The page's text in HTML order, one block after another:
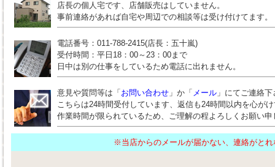
店長の個人宅です、店舗販売はしていません。
事前連絡があれば自宅や周辺での相談等は受け付けてます。
電話番号：011-788-2415(店長：五十嵐)
受付時間：平日18：00～23：00まで
日中は別の仕事をしているため電話に出れません。
意見や質問等は「 お問い合わせ 」か「 メール 」にてご連絡
こちらは24時間受付しています、返信も24時間以内を心が
作業時間が限られているため、ご理解の程よろしくお願い申
※当店からのメールが届かない、連絡が